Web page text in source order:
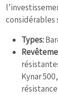
considérables
Types:
Kynar